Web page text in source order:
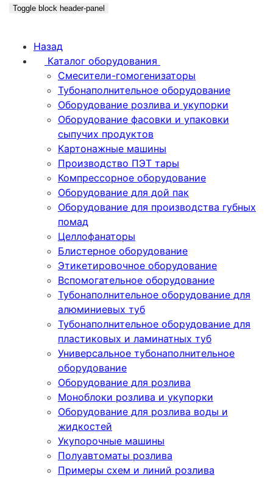
Toggle block header-panel
Назад
Каталог оборудования
Смесители-гомогенизаторы
Тубонаполнительное оборудование
Оборудование розлива и укупорки
Оборудование фасовки и упаковки
сыпучих продуктов
Картонажные машины
Производство ПЭТ тары
Компрессорное оборудование
Оборудование для дой пак
Оборудование для производства губных
помад
Целлофанаторы
Блистерное оборудование
Этикетировочное оборудование
Вспомогательное оборудование
Тубонаполнительное оборудование для
алюминиевых туб
Тубонаполнительное оборудование для
пластиковых и ламинатных туб
Универсальное тубонаполнительное
оборудование
Оборудование для розлива
Моноблоки розлива и укупорки
Оборудование для розлива воды и
жидкостей
Укупорочные машины
Полуавтоматы розлива
Примеры схем и линий розлива